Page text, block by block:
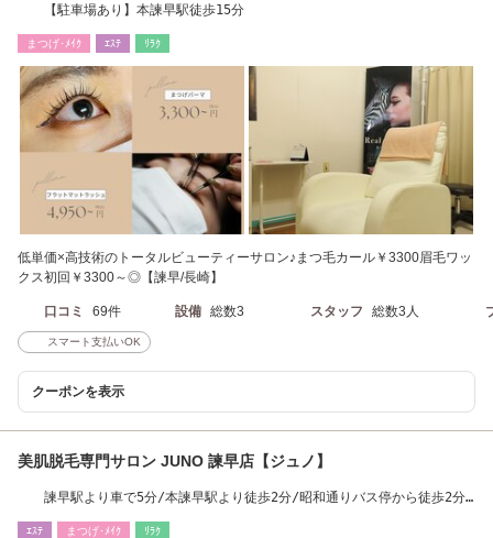
【駐車場あり】本諫早駅徒歩15分
まつげ･ﾒｲｸ ｴｽﾃ ﾘﾗｸ
低単価×高技術のトータルビューティーサロン♪まつ毛カール￥3300眉毛ワッ
クス初回￥3300～◎【諫早/長崎】
口コミ 69件 設備 総数3 スタッフ 総数3人
スマート支払いOK
クーポンを表示
美肌脱毛専門サロン JUNO 諫早店【ジュノ】
諫早駅より車で5分/本諫早駅より徒歩2分/昭和通りバス停から徒歩2分/
ｴｽﾃ まつげ･ﾒｲｸ ﾘﾗｸ